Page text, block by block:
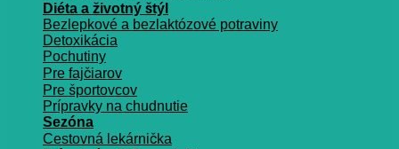
Diéta a životný štýl
Bezlepkové a bezlaktózové potraviny
Detoxikácia
Pochutiny
Pre fajčiarov
Pre športovcov
Prípravky na chudnutie
Sezóna
Cestovná lekárnička